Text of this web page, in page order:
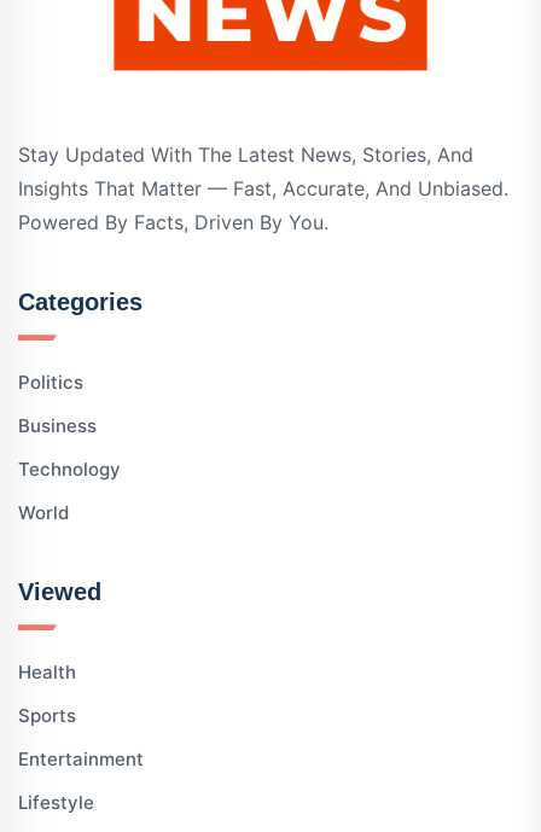
Stay Updated With The Latest News, Stories, And
Insights That Matter — Fast, Accurate, And Unbiased.
Powered By Facts, Driven By You.
Categories
Politics
Business
Technology
World
Viewed
Health
Sports
Entertainment
Lifestyle